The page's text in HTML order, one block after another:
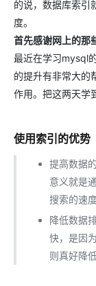
的说，数据库索引
度。
首先感谢网上的那
最近在学习mysql
的提升有非常大的
作用。把这两天学
使用索引的优势
提高数据
意义就是
搜索的速度
降低数据
快，是因
则真好降